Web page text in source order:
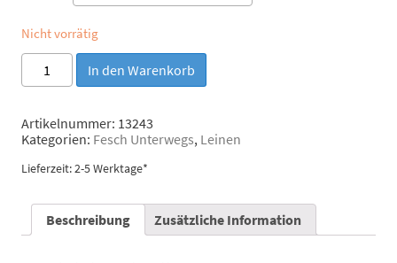
Nicht vorrätig
Brott
Hundeleine
Textura
Menge
In den Warenkorb
Artikelnummer: 13243
Kategorien: Fesch Unterwegs, Leinen
Lieferzeit: 2-5 Werktage*
Beschreibung Zusätzliche Information